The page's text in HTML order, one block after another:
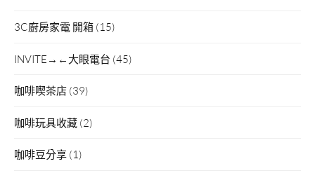
3C廚房家電 開箱 (15)
INVITE→←大眼電台 (45)
咖啡喫茶店 (39)
咖啡玩具收藏 (2)
咖啡豆分享 (1)